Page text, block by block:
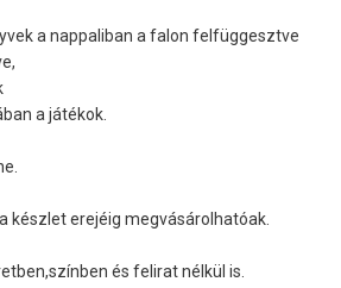
a nappaliban a falon felfüggesztve
a játékok.
készlet erejéig megvásárolhatóak.
és felirat nélkül is.